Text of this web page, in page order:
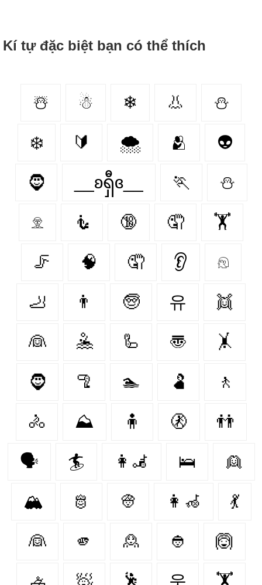
Kí tự đặc biệt bạn có thể thích
☃️ ☃ ❄ 👃 ⛄️
❄️ 🔰 🌨 🫂 👽
🧔 __ʚရှီɞ__ 🏃 ⛄
𓁷 🧜 🔞 🤦‍ 🏋️‍
🦵 🧠 🤦 👂 𓁶
🦶 👨 🧓 유 👯
👰 🤽 🦾 〠 🤸
🧔‍ 🦿 🏊 🫃 🚶
🚴 ⛰️ 🧍 🚷 👬
🗣️ 🏄 👩‍🦼‍ 🛌 👱
🏔️ 🫅 👳 👩‍🦽‍ 💃
👰‍ 🫵 🙎‍ 👲 🙆